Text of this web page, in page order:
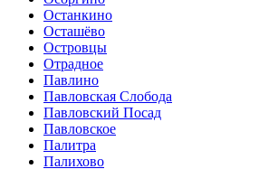
Останкино
Осташёво
Островцы
Отрадное
Павлино
Павловская Слобода
Павловский Посад
Павловское
Палитра
Палихово